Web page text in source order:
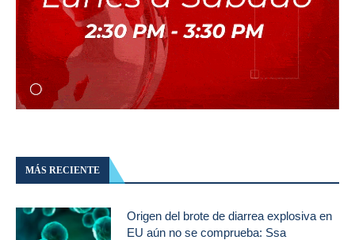
MÁS RECIENTE
Origen del brote de diarrea explosiva en
EU aún no se comprueba: Ssa